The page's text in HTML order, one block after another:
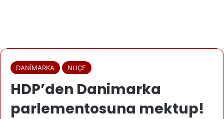
DANİMARKA NUÇE
HDP’den Danimarka
parlementosuna mektup!